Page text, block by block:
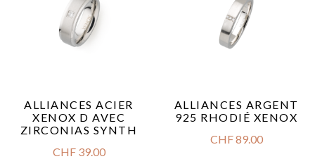
ALLIANCES ACIER
XENOX D AVEC
ZIRCONIAS SYNTH
CHF39.00
ALLIANCES ARGENT
925 RHODIÉ XENOX
CHF89.00